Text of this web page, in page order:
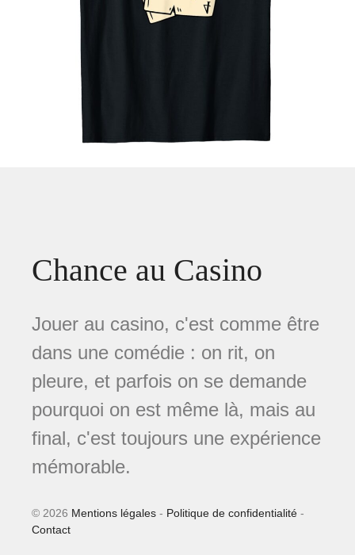
Chance au Casino
Jouer au casino, c'est comme être
dans une comédie : on rit, on
pleure, et parfois on se demande
pourquoi on est même là, mais au
final, c'est toujours une expérience
mémorable.
© 2026 Mentions légales - Politique de confidentialité -
Contact